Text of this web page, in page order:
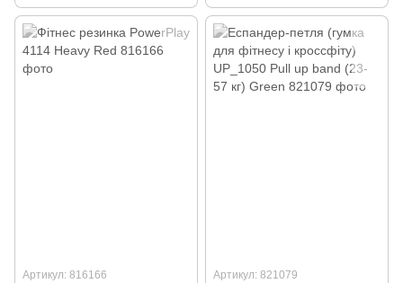
Артикул: 816166 Артикул: 821079